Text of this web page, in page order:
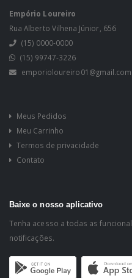
Empório Loureiro
Rua Alberto Vilhena Júnior, 656
(15) 0000-0000
(15) 99747-3226
emporioloureiro01@gmail.com
Meus Pedidos
Meu Carrinho
Termos de privacidade
Contato
Baixe o nosso aplicativo
Tenha acesso a todas as
notificações.